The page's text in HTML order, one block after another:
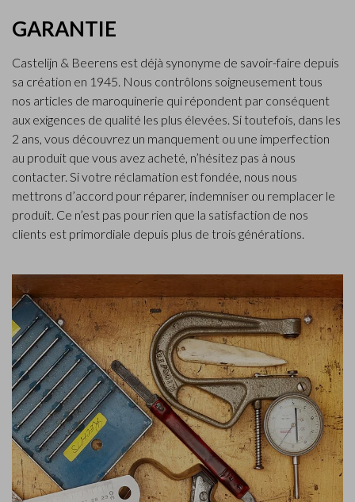
GARANTIE
Castelijn & Beerens est déjà synonyme de savoir-faire depuis
sa création en 1945. Nous contrôlons soigneusement tous
nos articles de maroquinerie qui répondent par conséquent
aux exigences de qualité les plus élevées. Si toutefois, dans les
2 ans, vous découvrez un manquement ou une imperfection
au produit que vous avez acheté, n’hésitez pas à nous
contacter. Si votre réclamation est fondée, nous nous
mettrons d’accord pour réparer, indemniser ou remplacer le
produit. Ce n’est pas pour rien que la satisfaction de nos
clients est primordiale depuis plus de trois générations.